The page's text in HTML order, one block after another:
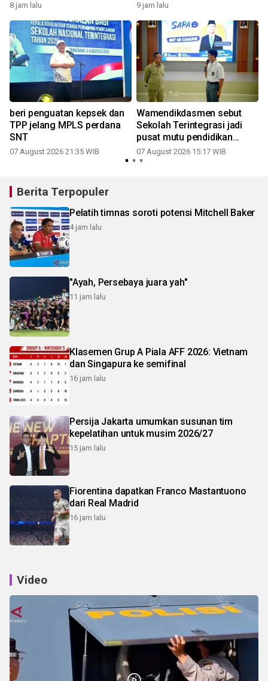
8 jam lalu 9 jam lalu
beri penguatan kepsek dan
TPP jelang MPLS perdana
SNT
07 August 2026 21:35 WIB
Wamendikdasmen sebut
Sekolah Terintegrasi jadi
pusat mutu pendidikan
daerah
07 August 2026 15:17 WIB
Berita Terpopuler
Pelatih timnas soroti potensi Mitchell Baker
4 jam lalu
"Ayah, Persebaya juara yah"
11 jam lalu
Klasemen Grup A Piala AFF 2026: Vietnam
dan Singapura ke semifinal
16 jam lalu
Persija Jakarta umumkan susunan tim
kepelatihan untuk musim 2026/27
15 jam lalu
Fiorentina dapatkan Franco Mastantuono
dari Real Madrid
16 jam lalu
Video